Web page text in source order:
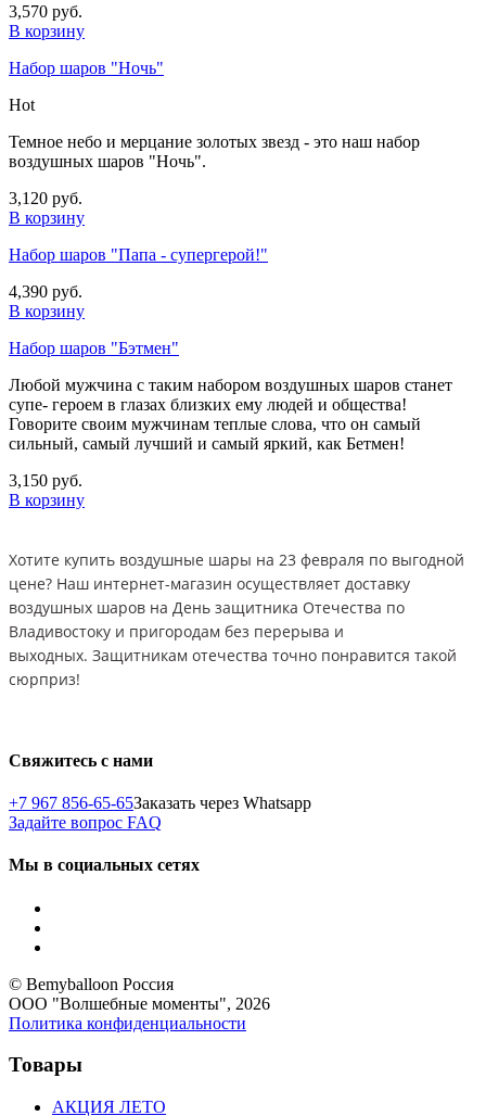
3,570 руб.
В корзину
Набор шаров "Ночь"
Hot
Темное небо и мерцание золотых звезд - это наш набор
воздушных шаров "Ночь".
3,120 руб.
В корзину
Набор шаров "Папа - супергерой!"
4,390 руб.
В корзину
Набор шаров "Бэтмен"
Любой мужчина с таким набором воздушных шаров станет
супе- героем в глазах близких ему людей и общества!
Говорите своим мужчинам теплые слова, что он самый
сильный, самый лучший и самый яркий, как Бетмен!
3,150 руб.
В корзину
Хотите купить воздушные шары на 23 февраля по выгодной
цене? Наш интернет-магазин осуществляет доставку
воздушных шаров на День защитника Отечества по
Владивостоку и пригородам без перерыва и
выходных. Защитникам отечества точно понравится такой
сюрприз!
Свяжитесь с нами
+7 967 856-65-65Заказать через Whatsapp
Задайте вопрос FAQ
Мы в социальных сетях
© Bemyballoon Россия
ООО "Волшебные моменты", 2026
Политика конфиденциальности
Товары
АКЦИЯ ЛЕТО